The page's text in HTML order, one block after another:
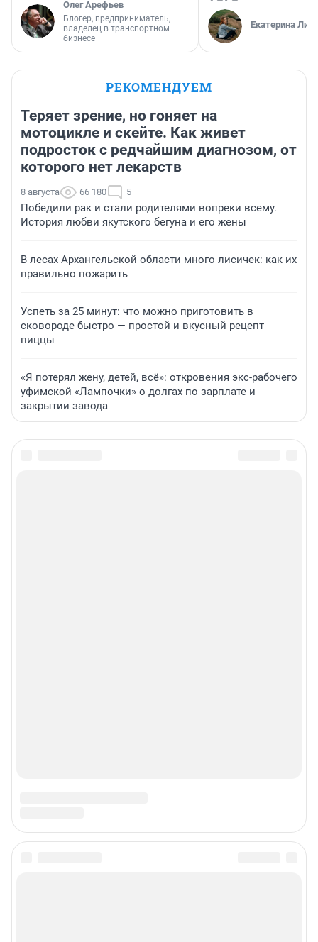
Олег Арефьев
Блогер, предприниматель,
владелец в транспортном
бизнесе
Екатерина
РЕКОМЕНДУЕМ
Теряет зрение, но гоняет на
мотоцикле и скейте. Как живет
подросток с редчайшим диагнозом, от
которого нет лекарств
8 августа 66 180 5
Победили рак и стали родителями вопреки всему.
История любви якутского бегуна и его жены
В лесах Архангельской области много лисичек: как их
правильно пожарить
Успеть за 25 минут: что можно приготовить в
сковороде быстро — простой и вкусный рецепт
пиццы
«Я потерял жену, детей, всё»: откровения экс-рабочего
уфимской «Лампочки» о долгах по зарплате и
закрытии завода